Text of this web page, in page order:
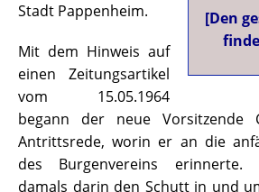
[Den
Stadt Pappenheim.
Mit dem Hinweis auf
einen Zeitungsartikel
vom 15.05.1964
begann der neue Vorsitzende
Antrittsrede, worin er an die
des Burgenvereins erinnerte.
damals darin den Schutt in und